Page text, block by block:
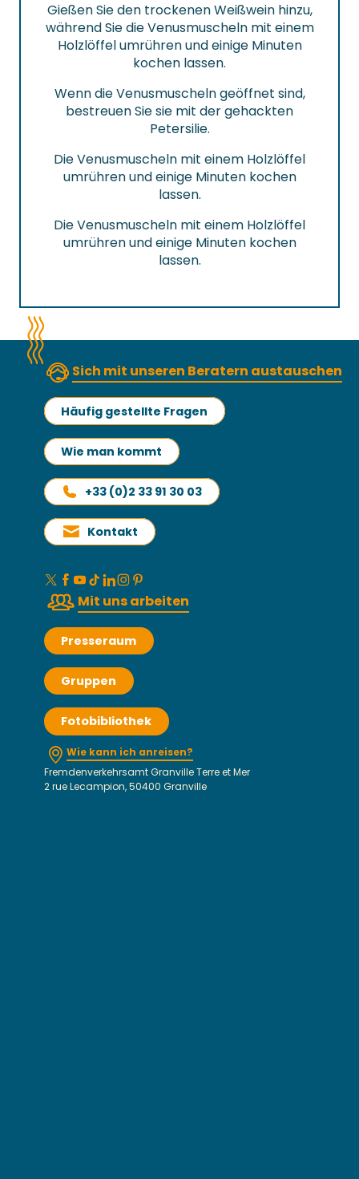
Gießen Sie den trockenen Weißwein hinzu,
während Sie die Venusmuscheln mit einem
Holzlöffel umrühren und einige Minuten
kochen lassen.
Wenn die Venusmuscheln geöffnet sind,
bestreuen Sie sie mit der gehackten
Petersilie.
Die Venusmuscheln mit einem Holzlöffel
umrühren und einige Minuten kochen
lassen.
Die Venusmuscheln mit einem Holzlöffel
umrühren und einige Minuten kochen
lassen.
Sich mit unseren Beratern austauschen
Häufig gestellte Fragen
Wie man kommt
+33 (0)2 33 91 30 03
Kontakt
Mit uns arbeiten
Presseraum
Gruppen
Fotobibliothek
Wie kann ich anreisen?
Fremdenverkehrsamt Granville Terre et Mer
2 rue Lecampion, 50400 Granville